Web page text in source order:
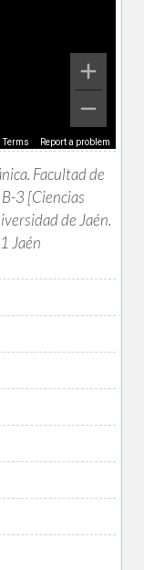
Terms Report a problem
Facultad de
3 [Ciencias
de Jaén.
Jaén